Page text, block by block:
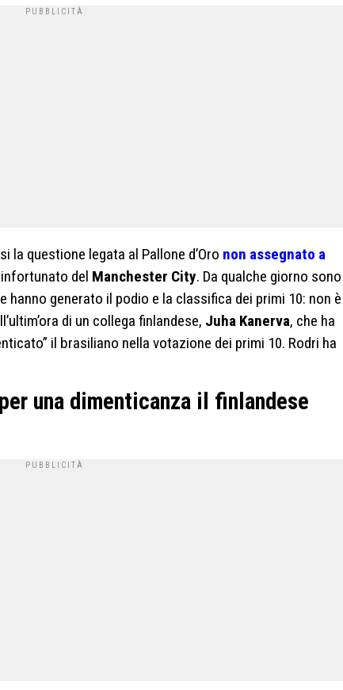
questione legata al Pallone d’Oro non assegnato a
del Manchester City. Da qualche giorno sono
generato il podio e la classifica dei primi 10: non è
di un collega finlandese, Juha Kanerva, che ha
il brasiliano nella votazione dei primi 10. Rodri ha
una dimenticanza il finlandese